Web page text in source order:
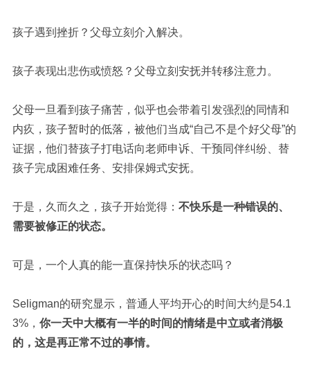
孩子遇到挫折？父母立刻介入解决。
孩子表现出悲伤或愤怒？父母立刻安抚并转移注意力。
父母一旦看到孩子痛苦，似乎也会带着引发强烈的同情和
内疚，孩子暂时的低落，被他们当成“自己不是个好父母”的
证据，他们替孩子打电话向老师申诉、干预同伴纠纷、替
孩子完成困难任务、安排保姆式安抚。
于是，久而久之，孩子开始觉得： 不快乐是一种错误的、
需要被修正的状态。
可是，一个人真的能一直保持快乐的状态吗？
Seligman的研究显示，普通人平均开心的时间大约是54.1
3%， 你一天中大概有一半的时间的情绪是中立或者消极
的，这是再正常不过的事情。